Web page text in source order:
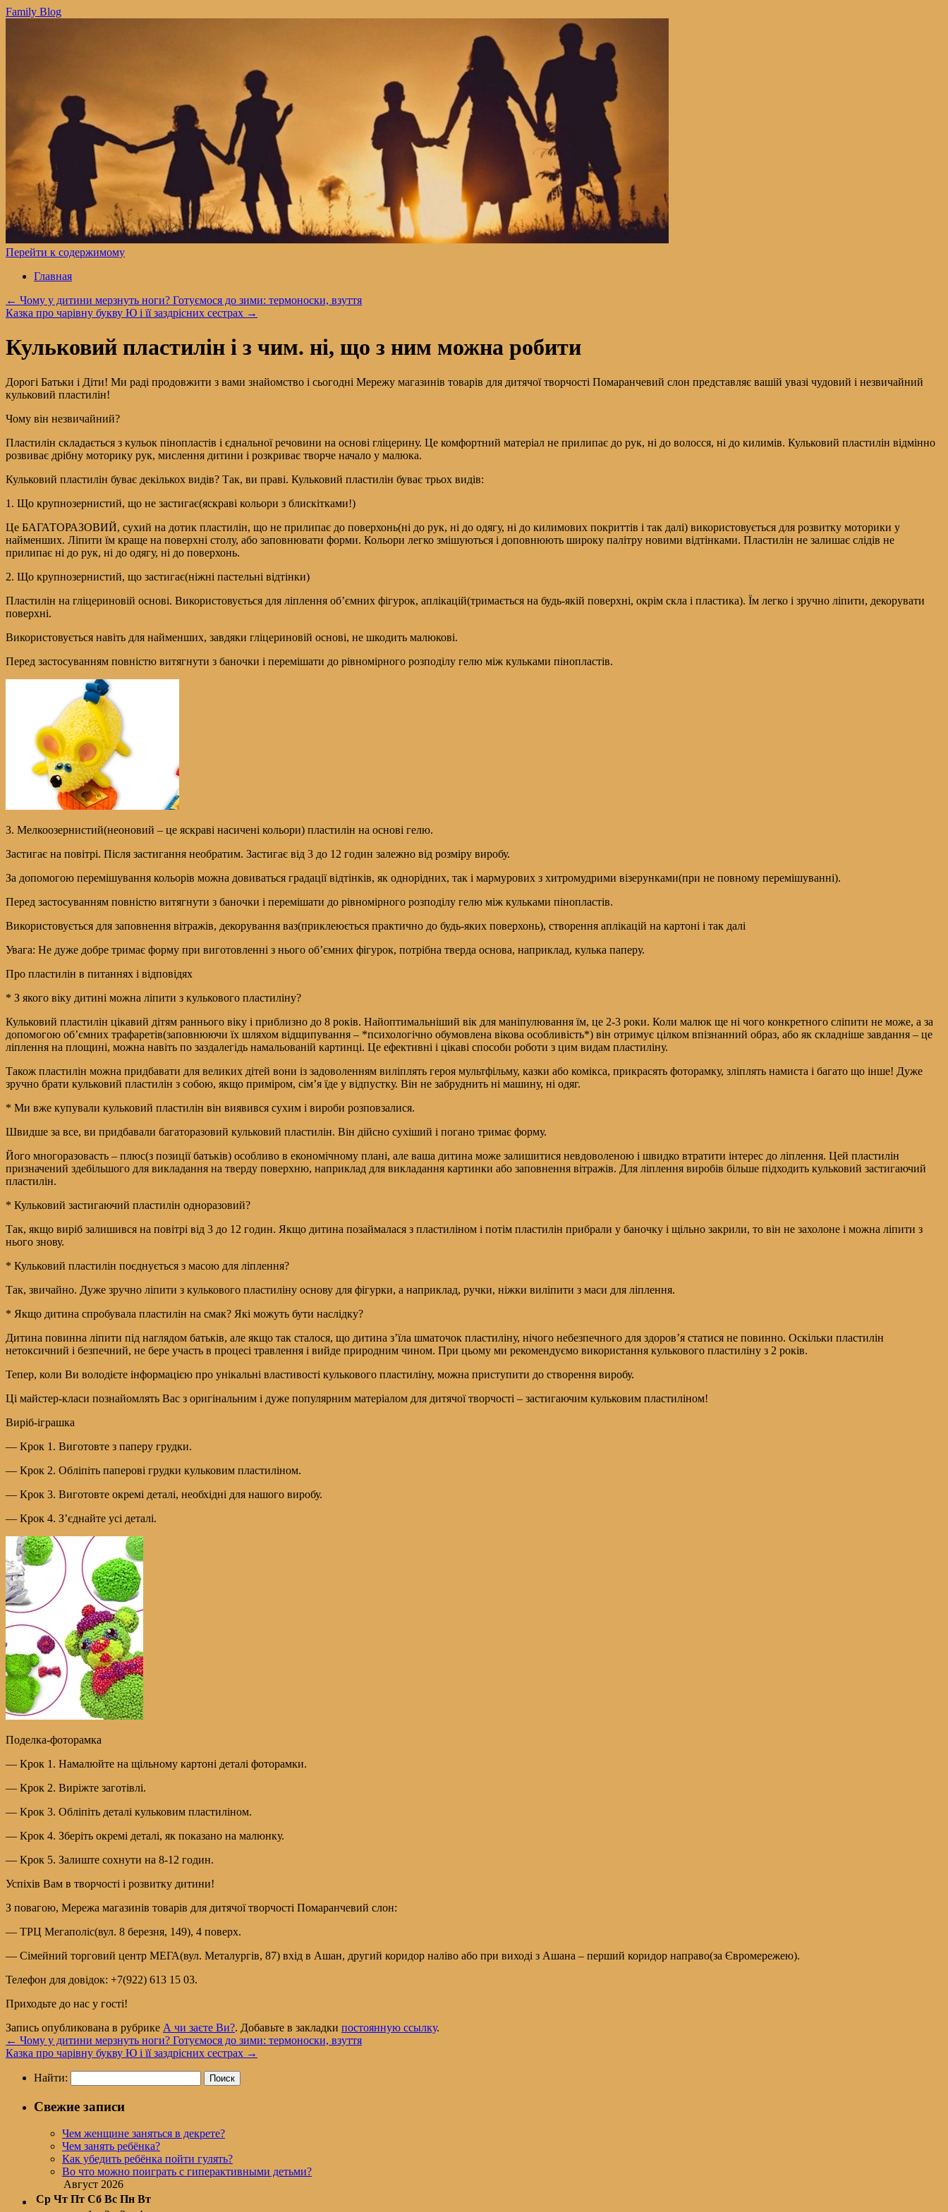
Family Blog
Перейти к содержимому
Главная
← Чому у дитини мерзнуть ноги? Готуємося до зими: термоноски, взуття
Казка про чарівну букву Ю і її заздрісних сестрах →
Кульковий пластилін і з чим. ні, що з ним можна робити
Дорогі Батьки і Діти! Ми раді продовжити з вами знайомство і сьогодні Мережу магазинів товарів для дитячої творчості Помаранчевий слон представляє вашій увазі чудовий і незвичайний
кульковий пластилін!
Чому він незвичайний?
Пластилін складається з кульок пінопластів і єднальної речовини на основі гліцерину. Це комфортний матеріал не прилипає до рук, ні до волосся, ні до килимів. Кульковий пластилін відмінно
розвиває дрібну моторику рук, мислення дитини і розкриває творче начало у малюка.
Кульковий пластилін буває декількох видів? Так, ви праві. Кульковий пластилін буває трьох видів:
1. Що крупнозернистий, що не застигає(яскраві кольори з блискітками!)
Це БАГАТОРАЗОВИЙ, сухий на дотик пластилін, що не прилипає до поверхонь(ні до рук, ні до одягу, ні до килимових покриттів і так далі) використовується для розвитку моторики у
найменших. Ліпити їм краще на поверхні столу, або заповнювати форми. Кольори легко змішуються і доповнюють широку палітру новими відтінками. Пластилін не залишає слідів не
прилипає ні до рук, ні до одягу, ні до поверхонь.
2. Що крупнозернистий, що застигає(ніжні пастельні відтінки)
Пластилін на гліцериновій основі. Використовується для ліплення об’ємних фігурок, аплікацій(тримається на будь-якій поверхні, окрім скла і пластика). Їм легко і зручно ліпити, декорувати
поверхні.
Використовується навіть для найменших, завдяки гліцериновій основі, не шкодить малюкові.
Перед застосуванням повністю витягнути з баночки і перемішати до рівномірного розподілу гелю між кульками пінопластів.
3. Мелкоозернистий(неоновий – це яскраві насичені кольори) пластилін на основі гелю.
Застигає на повітрі. Після застигання необратим. Застигає від 3 до 12 годин залежно від розміру виробу.
За допомогою перемішування кольорів можна довиваться градації відтінків, як однорідних, так і мармурових з хитромудрими візерунками(при не повному перемішуванні).
Перед застосуванням повністю витягнути з баночки і перемішати до рівномірного розподілу гелю між кульками пінопластів.
Використовується для заповнення вітражів, декорування ваз(приклеюється практично до будь-яких поверхонь), створення аплікацій на картоні і так далі
Увага: Не дуже добре тримає форму при виготовленні з нього об’ємних фігурок, потрібна тверда основа, наприклад, кулька паперу.
Про пластилін в питаннях і відповідях
* З якого віку дитині можна ліпити з кулькового пластиліну?
Кульковий пластилін цікавий дітям раннього віку і приблизно до 8 років. Найоптимальніший вік для маніпулювання їм, це 2-3 роки. Коли малюк ще ні чого конкретного сліпити не може, а за
допомогою об’ємних трафаретів(заповнюючи їх шляхом відщипування – *психологічно обумовлена вікова особливість*) він отримує цілком впізнанний образ, або як складніше завдання – це
ліплення на площині, можна навіть по заздалегідь намальованій картинці. Це ефективні і цікаві способи роботи з цим видам пластиліну.
Також пластилін можна придбавати для великих дітей вони із задоволенням виліплять героя мультфільму, казки або комікса, прикрасять фоторамку, зліплять намиста і багато що інше! Дуже
зручно брати кульковий пластилін з собою, якщо приміром, сім’я їде у відпустку. Він не забруднить ні машину, ні одяг.
* Ми вже купували кульковий пластилін він виявився сухим і вироби розповзалися.
Швидше за все, ви придбавали багаторазовий кульковий пластилін. Він дійсно сухіший і погано тримає форму.
Його многоразовасть – плюс(з позиції батьків) особливо в економічному плані, але ваша дитина може залишитися невдоволеною і швидко втратити інтерес до ліплення. Цей пластилін
призначений здебільшого для викладання на тверду поверхню, наприклад для викладання картинки або заповнення вітражів. Для ліплення виробів більше підходить кульковий застигаючий
пластилін.
* Кульковий застигаючий пластилін одноразовий?
Так, якщо виріб залишився на повітрі від 3 до 12 годин. Якщо дитина позаймалася з пластиліном і потім пластилін прибрали у баночку і щільно закрили, то він не захолоне і можна ліпити з
нього знову.
* Кульковий пластилін поєднується з масою для ліплення?
Так, звичайно. Дуже зручно ліпити з кулькового пластиліну основу для фігурки, а наприклад, ручки, ніжки виліпити з маси для ліплення.
* Якщо дитина спробувала пластилін на смак? Які можуть бути наслідку?
Дитина повинна ліпити під наглядом батьків, але якщо так сталося, що дитина з’їла шматочок пластиліну, нічого небезпечного для здоров’я статися не повинно. Оскільки пластилін
нетоксичний і безпечний, не бере участь в процесі травлення і вийде природним чином. При цьому ми рекомендуємо використання кулькового пластиліну з 2 років.
Тепер, коли Ви володієте інформацією про унікальні властивості кулькового пластиліну, можна приступити до створення виробу.
Ці майстер-класи познайомлять Вас з оригінальним і дуже популярним матеріалом для дитячої творчості – застигаючим кульковим пластиліном!
Виріб-іграшка
— Крок 1. Виготовте з паперу грудки.
— Крок 2. Обліпіть паперові грудки кульковим пластиліном.
— Крок 3. Виготовте окремі деталі, необхідні для нашого виробу.
— Крок 4. З’єднайте усі деталі.
Поделка-фоторамка
— Крок 1. Намалюйте на щільному картоні деталі фоторамки.
— Крок 2. Виріжте заготівлі.
— Крок 3. Обліпіть деталі кульковим пластиліном.
— Крок 4. Зберіть окремі деталі, як показано на малюнку.
— Крок 5. Залиште сохнути на 8-12 годин.
Успіхів Вам в творчості і розвитку дитини!
З повагою, Мережа магазинів товарів для дитячої творчості Помаранчевий слон:
— ТРЦ Мегаполіс(вул. 8 березня, 149), 4 поверх.
— Сімейний торговий центр МЕГА(вул. Металургів, 87) вхід в Ашан, другий коридор наліво або при виході з Ашана – перший коридор направо(за Євромережею).
Телефон для довідок: +7(922) 613 15 03.
Приходьте до нас у гості!
Запись опубликована в рубрике А чи заєте Ви?. Добавьте в закладки постоянную ссылку.
← Чому у дитини мерзнуть ноги? Готуємося до зими: термоноски, взуття
Казка про чарівну букву Ю і її заздрісних сестрах →
Найти:
Свежие записи
Чем женщине заняться в декрете?
Чем занять ребёнка?
Как убедить ребёнка пойти гулять?
Во что можно поиграть с гиперактивными детьми?
Август 2026
Ср Чт Пт Сб Вс Пн Вт